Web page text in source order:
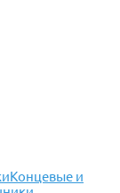
Концевые и